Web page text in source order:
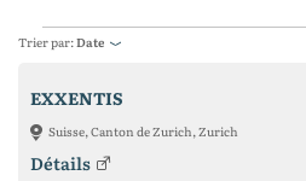
Trier par:Date
EXXENTIS
Suisse, Canton de Zurich, Zurich
Détails